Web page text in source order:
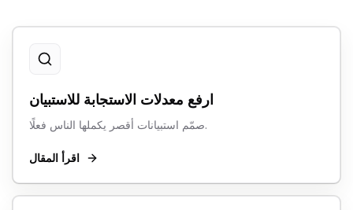
ارفع معدلات الاستجابة للاستبيان
صمّم استبيانات أقصر يكملها الناس فعلًا.
اقرأ المقال